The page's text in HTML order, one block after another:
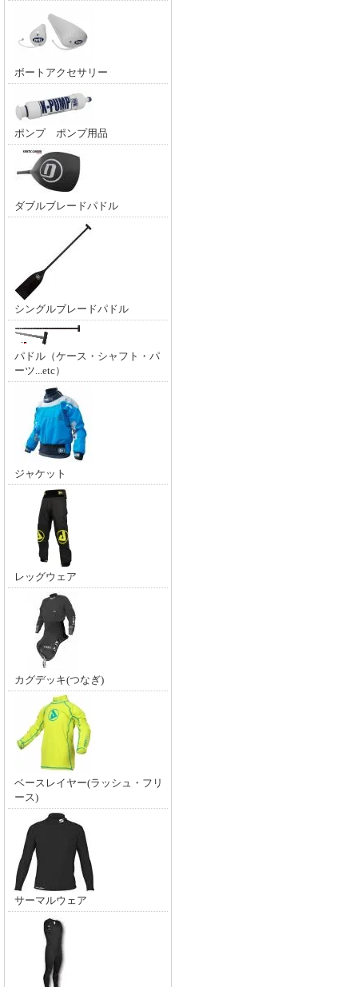
ボートアクセサリー
ポンプ ポンプ用品
ダブルブレードパドル
シングルブレードパドル
パドル（ケース・シャフト・パ
ーツ...etc）
ジャケット
レッグウェア
カグデッキ(つなぎ)
ベースレイヤー(ラッシュ・フリ
ース)
サーマルウェア